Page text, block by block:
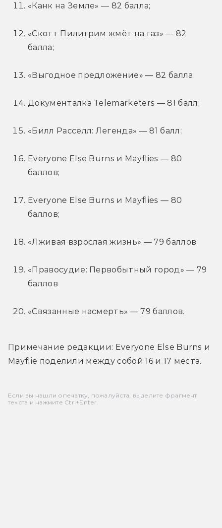
«Канк на Земле» — 82 балла;
«Скотт Пилигрим жмёт на газ» — 82
балла;
«Выгодное предложение» — 82 балла;
Документалка Telemarketers — 81 балл;
«Билл Расселл: Легенда» — 81 балл;
Everyone Else Burns и Mayflies — 80
баллов;
Everyone Else Burns и Mayflies — 80
баллов;
«Лживая взрослая жизнь» — 79 баллов
«Правосудие: Первобытный город» — 79
баллов
«Связанные насмерть» — 79 баллов.
Примечание редакции: Everyone Else Burns и
Mayflie поделили между собой 16 и 17 места.
Если вы нашли опечатку, пожалуйста, выделите фрагмент
текста и нажмите Ctrl+Enter.